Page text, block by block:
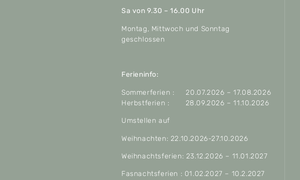
Sa von 9.30 – 16.00 Uhr
Montag, Mittwoch und Sonntag
geschlossen
Ferieninfo:
Sommerferien : 20.07.2026 – 17.08.2026
Herbstferien : 28.09.2026 – 11.10.2026
Umstellen auf
Weihnachten: 22.10.2026-27.10.2026
Weihnachtsferien: 23.12.2026 – 11.01.2027
Fasnachtsferien : 01.02.2027 – 10.2.2027